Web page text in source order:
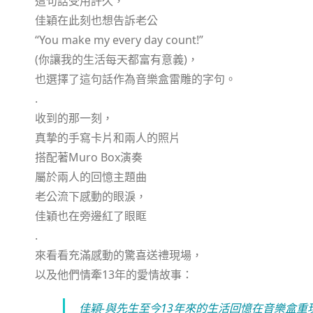
佳穎在此刻也想告訴老公
“You make my every day count!”
(你讓我的生活每天都富有意義)，
也選擇了這句話作為音樂盒雷雕的字句。
.
收到的那一刻，
真摯的手寫卡片和兩人的照片
搭配著Muro Box演奏
屬於兩人的回憶主題曲
老公流下感動的眼淚，
佳穎也在旁邊紅了眼眶
.
來看看充滿感動的驚喜送禮現場，
以及他們情牽13年的愛情故事：
佳穎-與先生至今13年來的生活回憶在音樂盒重